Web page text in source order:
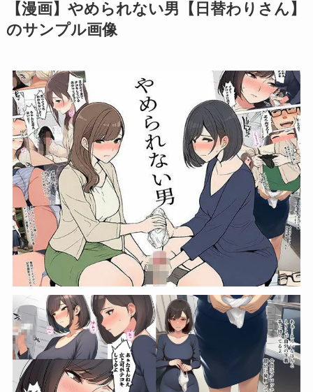
【漫画】やめられない男【日替わりさん】
のサンプル画像